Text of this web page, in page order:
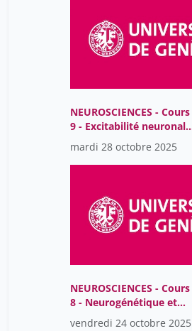
NEUROSCIENCES - Cours
9 - Excitabilité neuronale
et épilepsie
mardi 28 octobre 2025
NEUROSCIENCES - Cours
8 - Neurogénétique et
neurodéveloppement
vendredi 24 octobre 2025